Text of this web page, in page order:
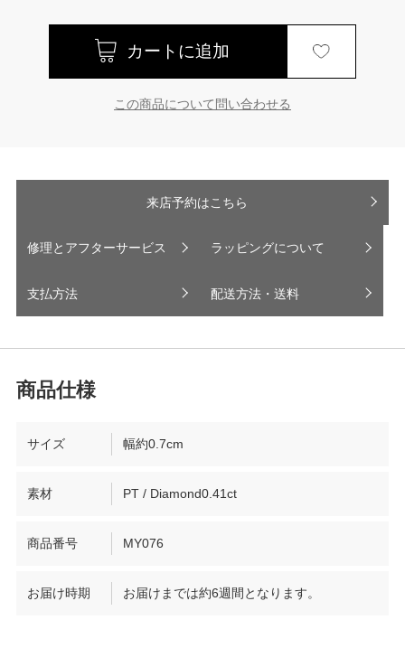
この商品について問い合わせる
来店予約はこちら
修理とアフターサービス ラッピングについて
支払方法 配送方法・送料
サイズ 幅約0.7cm
素材 PT / Diamond0.41ct
商品番号 MY076
お届け時期 お届けまでは約6週間となります。